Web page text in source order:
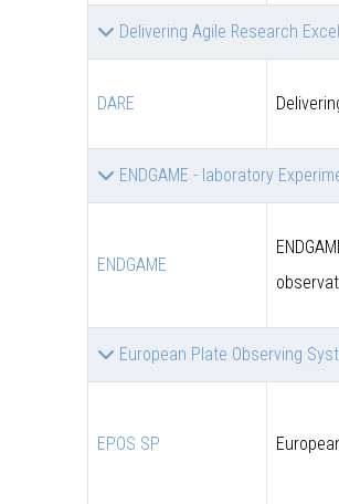
Delivering Agile Research
DARE
ENDGAME - laboratory
ENDGAME
European Plate Observing
EPOS SP